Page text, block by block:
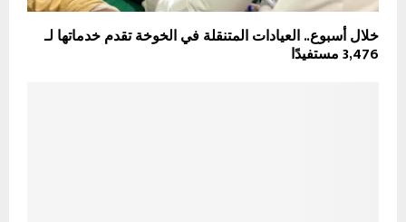
خلال أسبوع.. العيادات المتنقلة في الخوخة تقدم خدماتها لـ
3,476 مستفيدًا